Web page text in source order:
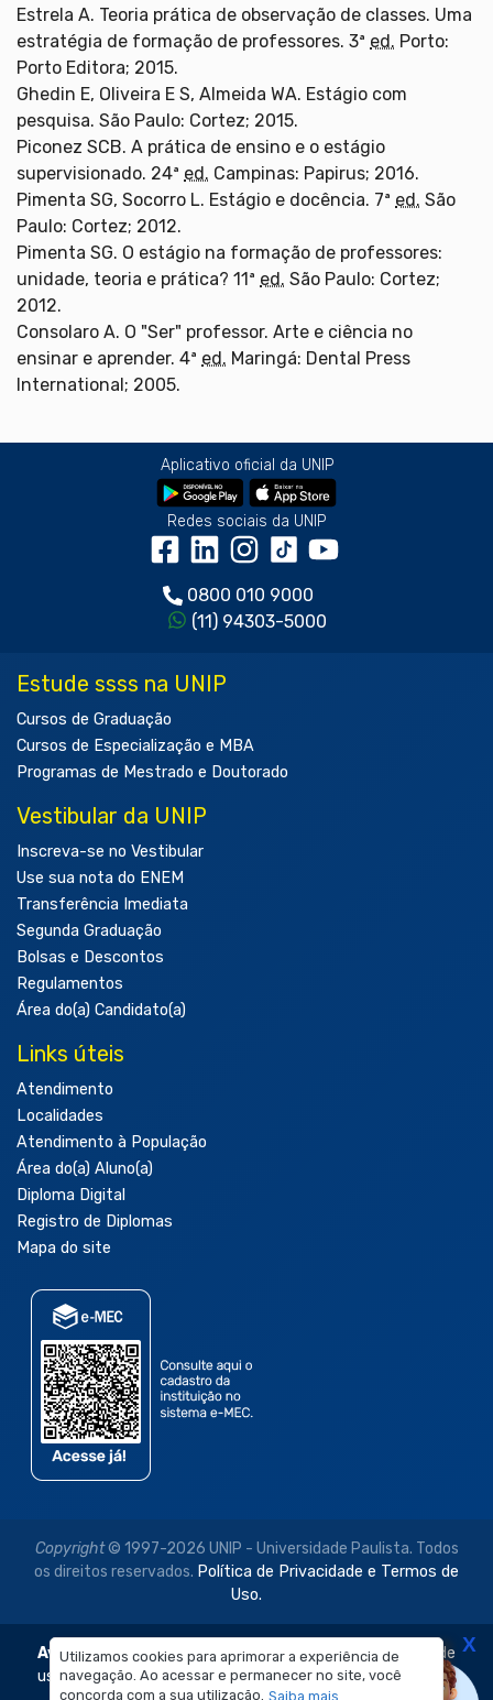
Utilizamos cookies para aprimorar a experiência de
navegação. Ao acessar e permanecer no site, você
concorda com a sua utilização. Saiba mais
Estrela A. Teoria prática de observação de classes. Uma
estratégia de formação de professores. 3ª ed. Porto:
Porto Editora; 2015.
Ghedin E, Oliveira E S, Almeida WA. Estágio com
pesquisa. São Paulo: Cortez; 2015.
Piconez SCB. A prática de ensino e o estágio
supervisionado. 24ª ed. Campinas: Papirus; 2016.
Pimenta SG, Socorro L. Estágio e docência. 7ª ed. São
Paulo: Cortez; 2012.
Pimenta SG. O estágio na formação de professores:
unidade, teoria e prática? 11ª ed. São Paulo: Cortez;
2012.
Consolaro A. O "Ser" professor. Arte e ciência no
ensinar e aprender. 4ª ed. Maringá: Dental Press
International; 2005.
Aplicativo oficial da UNIP
Redes sociais da UNIP
0800 010 9000
(11) 94303-5000
Estude ssss na UNIP
Cursos de Graduação
Cursos de Especialização e MBA
Programas de Mestrado e Doutorado
Vestibular da UNIP
Inscreva-se no Vestibular
Use sua nota do ENEM
Transferência Imediata
Segunda Graduação
Bolsas e Descontos
Regulamentos
Área do(a) Candidato(a)
Links úteis
Atendimento
Localidades
Atendimento à População
Área do(a) Aluno(a)
Diploma Digital
Registro de Diplomas
Mapa do site
Copyright© 1997-2026 UNIP - Universidade Paulista. Todos
os direitos reservados. Política de Privacidade e Termos de
Uso.
Aviso Legal: As imagens disponibilizadas neste site são de
uso exclusivo institucional do Sistema de Ensino Objetivo e
X